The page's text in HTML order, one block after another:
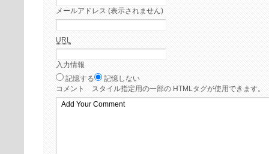
メールアドレス (表示されません)
URL
入力情報
記憶する
記憶しない
コメント
スタイル指定用の一部の HTMLタグが使用できます。